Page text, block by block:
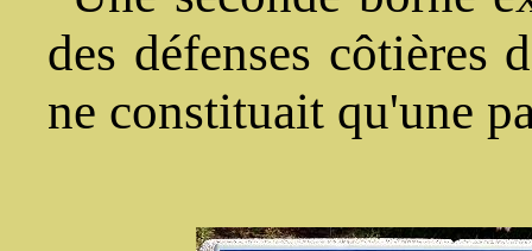
des défenses
ne constituait qu'une